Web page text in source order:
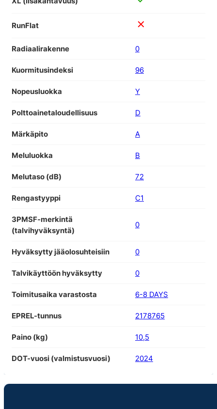
RunFlat
Radiaalirakenne 0
Kuormitusindeksi 96
Nopeusluokka Y
Polttoainetaloudellisuus D
Märkäpito A
Meluluokka B
Melutaso (dB) 72
Rengastyyppi C1
3PMSF-merkintä
(talvihyväksyntä)
0
Hyväksytty jääolosuhteisiin 0
Talvikäyttöön hyväksytty 0
Toimitusaika varastosta 6-8 DAYS
EPREL-tunnus 2178765
Paino (kg) 10,5
DOT-vuosi (valmistusvuosi) 2024